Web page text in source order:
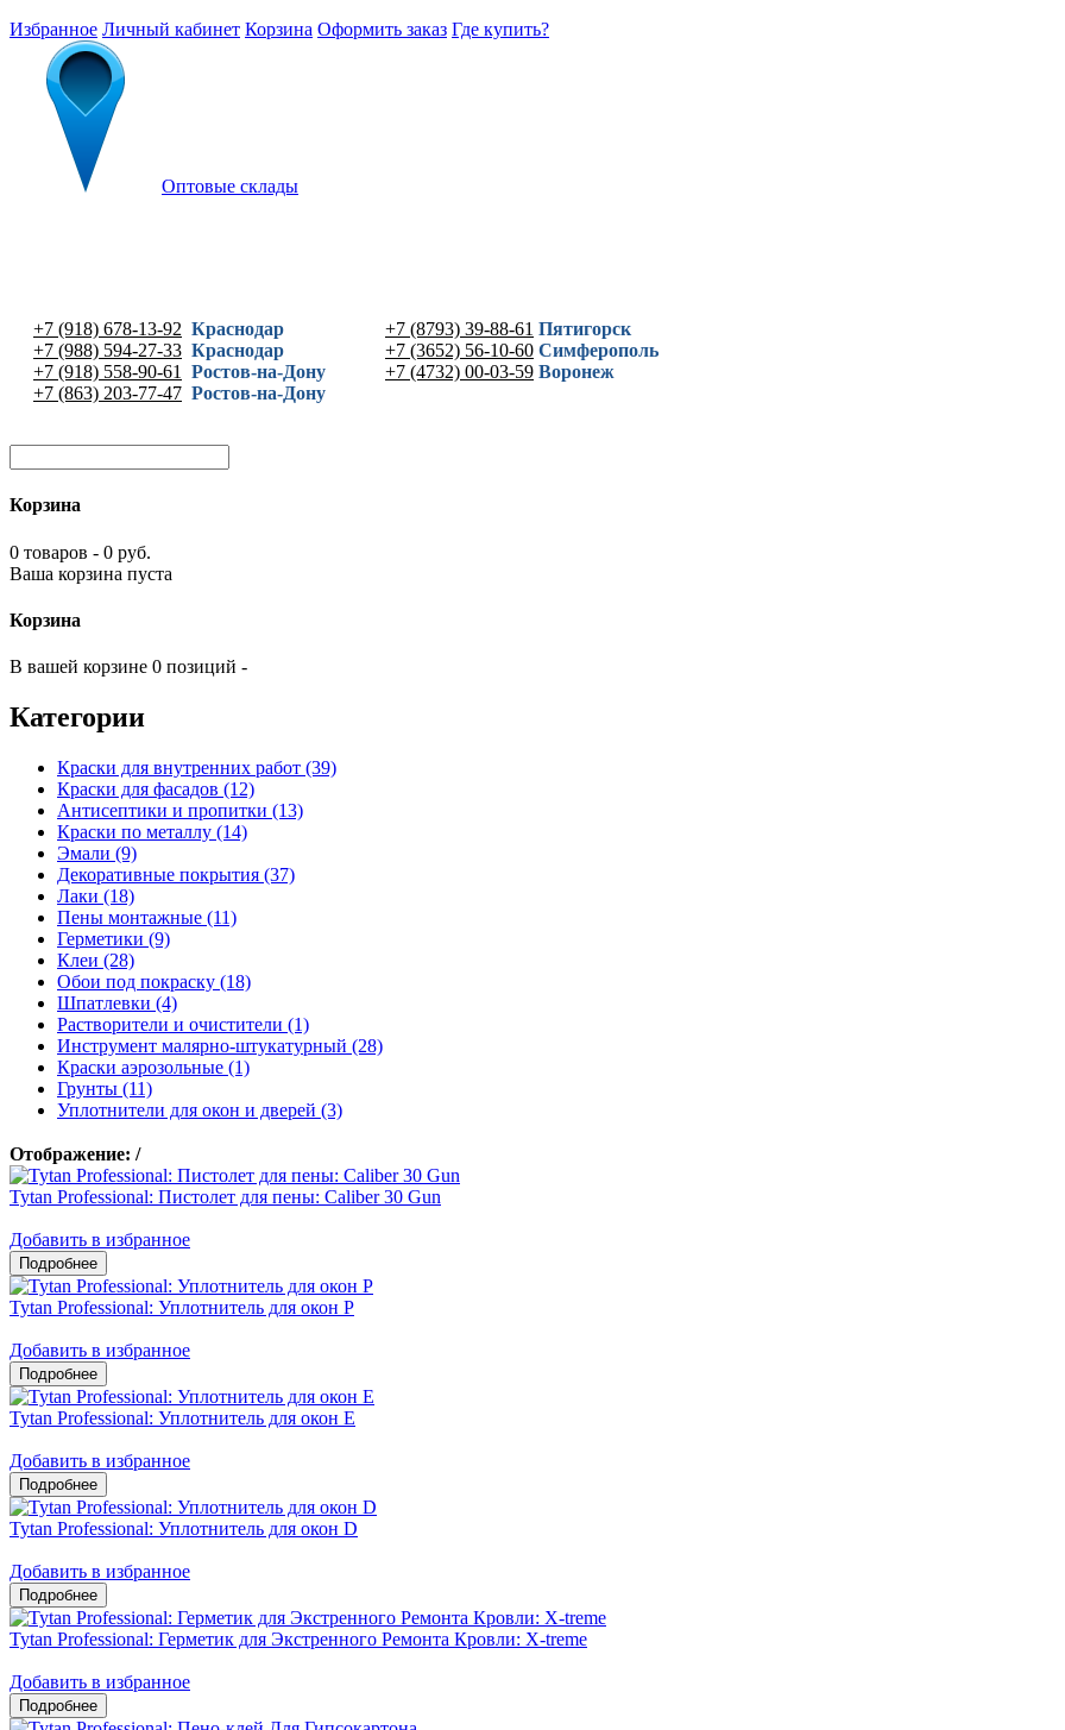
Избранное Личный кабинет Корзина Оформить заказ Где купить?
Оптовые склады
+7 (918) 678-13-92 Краснодар
+7 (988) 594-27-33 Краснодар
+7 (918) 558-90-61
Ростов-на-Дону
+7 (863) 203-77-47 Ростов-на-Дону
+7 (8793) 39-88-61 Пятигорск
+7 (3652) 56-10-60 Симферополь
+7 (4732) 00-03-59 Воронеж
Корзина
0 товаров - 0 руб.
Ваша корзина пуста
Корзина
В вашей корзине 0 позиций -
Категории
Краски для внутренних работ (39)
Краски для фасадов (12)
Антисептики и пропитки (13)
Краски по металлу (14)
Эмали (9)
Декоративные покрытия (37)
Лаки (18)
Пены монтажные (11)
Герметики (9)
Клеи (28)
Обои под покраску (18)
Шпатлевки (4)
Растворители и очистители (1)
Инструмент малярно-штукатурный (28)
Краски аэрозольные (1)
Грунты (11)
Уплотнители для окон и дверей (3)
Отображение: /
Tytan Professional: Пистолет для пены: Caliber 30 Gun
Добавить в избранное
Tytan Professional: Уплотнитель для окон P
Добавить в избранное
Tytan Professional: Уплотнитель для окон E
Добавить в избранное
Tytan Professional: Уплотнитель для окон D
Добавить в избранное
Tytan Professional: Герметик для Экстренного Ремонта Кровли: X-treme
Добавить в избранное